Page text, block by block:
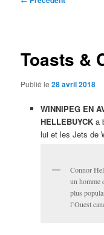
Toasts &
Publié le28 avril 2018
WINNIPEG EN
HELLEBUYCKa
lui et les Jets de
Connor
un homme
plus
l’Ouest